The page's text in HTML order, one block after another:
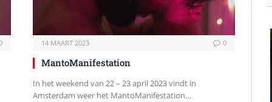
14 MAART 2023 0
MantoManifestation
In het weekend van 22 – 23 april 2023 vindt in
Amsterdam weer het MantoManifestation…